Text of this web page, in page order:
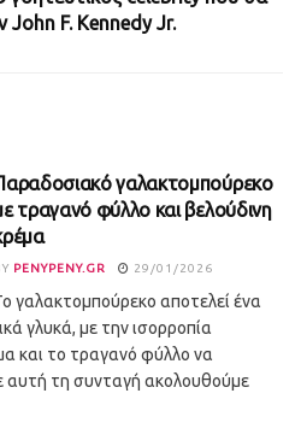
John F. Kennedy Jr.
γαλακτομπούρεκο
τραγανό φύλλο και βελούδινη
PENYPENY.GR 29/01/2026
γαλακτομπούρεκο αποτελεί ένα
γλυκά, με την ισορροπία
και το τραγανό φύλλο να
αυτή τη συνταγή ακολουθούμε